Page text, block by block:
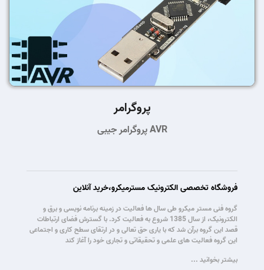
پروگرامر
پروگرامر جیبی AVR
فروشگاه تخصصی الکترونیک مسترمیکرو،خرید آنلاین
گروه فنی مستر میکرو طی سال ها فعالیت در زمینه برنامه نویسی و برق و
الکترونیک، از سال 1385 شروع به فعالیت کرد. با گسترش فضای ارتباطات
قصد این گروه برآن شد که با یاری حق تعالی و در ارتقای سطح کاری و اجتماعی
این گروه فعالیت های علمی و تحقیقاتی و تجاری خود را آغاز کند
بیشتر بخوانید ...